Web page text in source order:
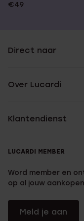
€49
Direct naar
Over Lucardi
Klantendienst
LUCARDI MEMBER
Word member en
op al jouw aankopen
Meld je aan